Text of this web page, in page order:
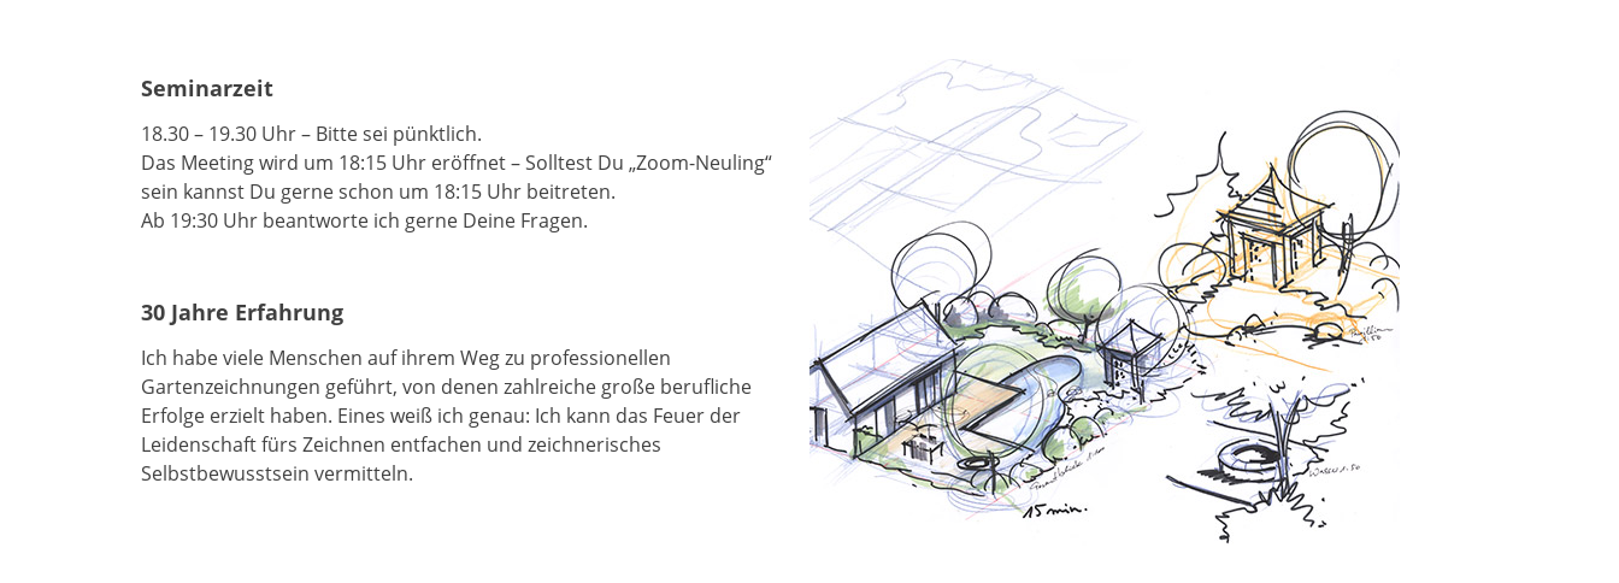
Seminarzeit
18.30 – 19.30 Uhr – Bitte sei pünktlich.
Das Meeting wird um 18:15 Uhr eröffnet – Solltest Du „Zoom-Neuling“
sein kannst Du gerne schon um 18:15 Uhr beitreten.
Ab 19:30 Uhr beantworte ich gerne Deine Fragen.
30 Jahre Erfahrung
Ich habe viele Menschen auf ihrem Weg zu professionellen
Gartenzeichnungen geführt, von denen zahlreiche große berufliche
Erfolge erzielt haben. Eines weiß ich genau: Ich kann das Feuer der
Leidenschaft fürs Zeichnen entfachen und zeichnerisches
Selbstbewusstsein vermitteln.